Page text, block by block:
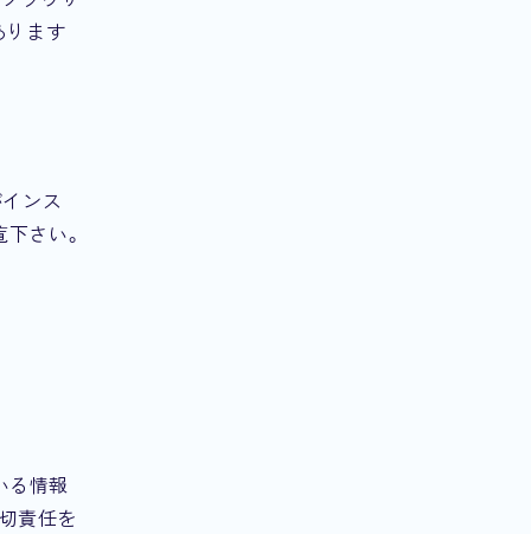
ります
ンス
さい。
る情報
責任を